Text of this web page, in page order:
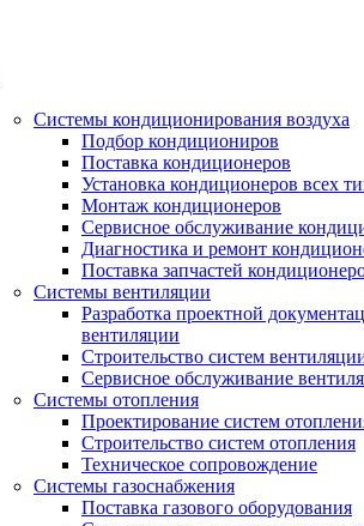
Системы кондиционирования воздуха
Подбор кондициониров
Поставка кондиционеров
Установка кондиционеров всех
Монтаж кондиционеров
Сервисное обслуживание
Диагностика и ремонт
Поставка запчастей
Системы вентиляции
Разработка проектной
вентиляции
Строительство систем
Сервисное обслуживание
Системы отопления
Проектирование систем
Строительство систем отопления
Техническое сопровождение
Системы газоснабжения
Поставка газового оборудования